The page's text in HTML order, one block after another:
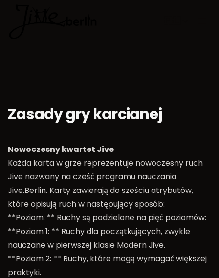
Zasady gry karcianej
Nowoczesny kwartet Jive
Każda karta w grze reprezentuje nowoczesny ruch
Jive nazwany na cześć programu nauczania
Jive.Berlin. Karty zawierają do sześciu atrybutów,
które opisują ruch w następujący sposób:
**Poziom: ** Ruchy są podzielone na pięć poziomów:
**Poziom 1: ** Ruchy dla początkujących, zwykle
nauczane w pierwszej klasie Modern Jive.
**Poziom 2: ** Ruchy, które mogą wymagać większej
praktyki.